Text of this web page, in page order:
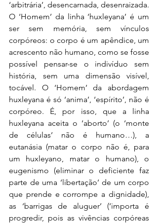
‘arbitrária’, desencarnada, desenraizada.
O ‘Homem’ da linha ‘huxleyana’ é um
ser sem memória, sem vínculos
corpóreos: o corpo é um apêndice, um
acrescento não humano, como se fosse
possível pensar-se o indivíduo sem
história, sem uma dimensão visível,
tocável. O ‘Homem’ da abordagem
huxleyana é só ‘anima’, ‘espírito’, não é
corpóreo. É, por isso, que a linha
huxleyana aceita o ‘aborto’ (o ‘monte
de células’ não é humano…), a
eutanásia (matar o corpo não é, para
um huxleyano, matar o humano), o
eugenismo (eliminar o deficiente faz
parte de uma ‘libertação’ de um corpo
que prende e corrompe a dignidade),
as ‘barrigas de aluguer’ (‘importa é
progredir, pois as vivências corpóreas